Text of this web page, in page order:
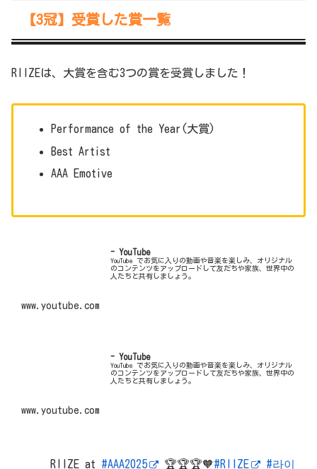
【3冠】受賞した賞一覧
RIIZEは、大賞を含む3つの賞を受賞しました！
Performance of the Year(大賞)
Best Artist
AAA Emotive
- YouTube
YouTube でお気に入りの動画や音楽を楽しみ、オリジナル
のコンテンツをアップロードして友だちや家族、世界中の
人たちと共有しましょう。
www.youtube.com
- YouTube
YouTube でお気に入りの動画や音楽を楽しみ、オリジナル
のコンテンツをアップロードして友だちや家族、世界中の
人たちと共有しましょう。
www.youtube.com
RIIZE at #AAA2025 🏆🏆🏆🧡#RIIZE #라이